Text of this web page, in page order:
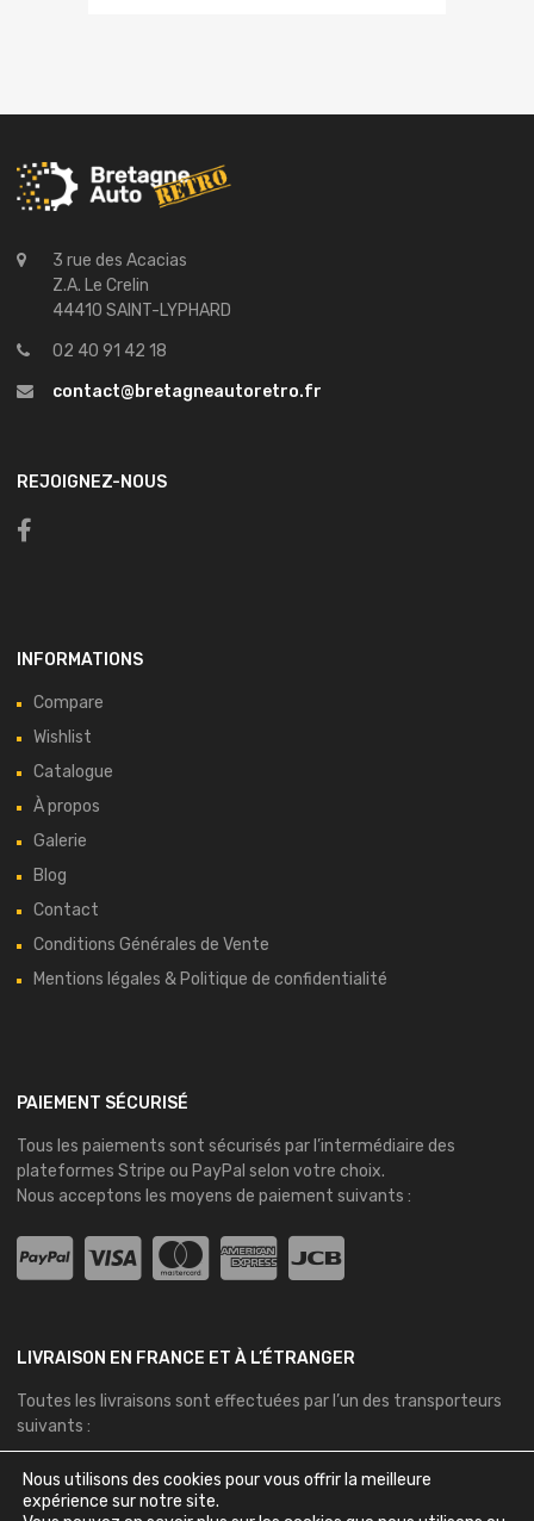
3 rue des Acacias
Z.A. Le Crelin
44410 SAINT-LYPHARD
02 40 91 42 18
contact@bretagneautoretro.fr
REJOIGNEZ-NOUS
INFORMATIONS
Compare
Wishlist
Catalogue
À propos
Galerie
Blog
Contact
Conditions Générales de Vente
Mentions légales & Politique de confidentialité
PAIEMENT SÉCURISÉ
Tous les paiements sont sécurisés par l’intermédiaire des
plateformes Stripe ou PayPal selon votre choix.
Nous acceptons les moyens de paiement suivants :
LIVRAISON EN FRANCE ET À L’ÉTRANGER
Toutes les livraisons sont effectuées par l’un des transporteurs
suivants :
Nous utilisons des cookies pour vous offrir la meilleure
expérience sur notre site.